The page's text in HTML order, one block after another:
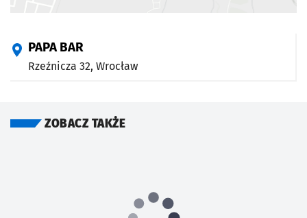
PAPA BAR
Rzeźnicza 32, Wrocław
ZOBACZ TAKŻE